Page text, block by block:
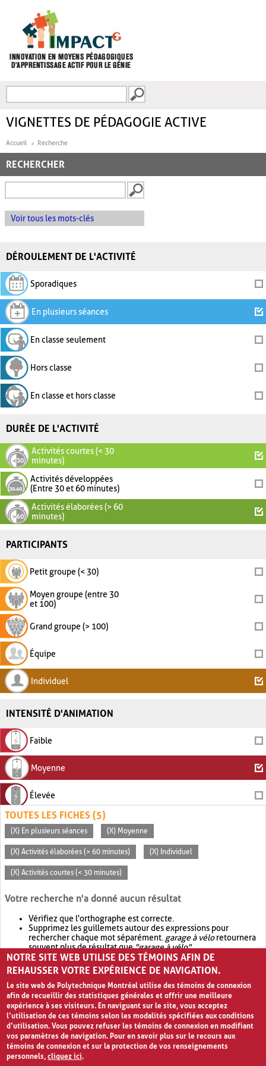
FORMULAIRE DE
VIGNETTES DE PÉDAGOGIE ACTIVE
Accueil Recherche
RECHERCHER
Voir tous les mots-clés
DÉROULEMENT DE L'ACTIVITÉ
Sporadiques
En plusieurs séances
En classe seulement
Hors classe
En classe et hors classe
DURÉE DE L'ACTIVITÉ
Activités courtes (< 30
minutes)
Activités développées
(Entre 30 et 60 minutes)
Activités élaborées (> 60
minutes)
PARTICIPANTS
Petit groupe (< 30)
Moyen groupe (entre 30
et 100)
Grand groupe (> 100)
Équipe
Individuel
INTENSITÉ D'ANIMATION
Faible
Moyenne
Élevée
TOUTES LES FICHES (5)
(X) En plusieurs séances (X) Moyenne
(X) Activités élaborées (> 60 minutes) (X) Individuel
(X) Activités courtes (< 30 minutes)
Votre recherche n'a donné aucun résultat
Vérifiez que l'orthographe est correcte.
Supprimez les guillemets autour des expressions pour
rechercher chaque mot séparément. garage à véloretournera
souvent plus de résultat que"garage à vélo".
Envisagez d'élargir votre recherche avec OR.garage OR vélo
retournera souvent plus de résultat quegarage à vélo
NOTRE SITE WEB UTILISE DES TÉMOINS AFIN DE
REHAUSSER VOTRE EXPÉRIENCE DE NAVIGATION.
Le site web de Polytechnique Montréal utilise des témoins de connexion
afin de recueillir des statistiques générales et offrir une meilleure
expérience à ses visiteurs. En naviguant sur le site, vous acceptez
l’utilisation de ces témoins selon les modalités spécifiées aux conditions
d’utilisation. Vous pouvez refuser les témoins de connexion en modifiant
vos paramètres de navigation. Pour en savoir plus sur le recours aux
témoins de connexion et sur la protection de vos renseignements
personnels,cliquez ici.